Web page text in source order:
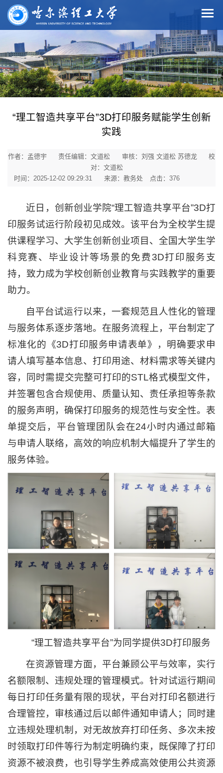
“理工智造共享平台”3D打印服务赋能学生创新
实践
作者：孟德宇 责任编辑：文道松 审核：刘强 文道松 苏德龙
校
对：文道松
时间：2025-12-02 09:29:31
来源：教务处 点击：376
近日，创新创业学院“理工智造共享平台”3D打
印服务试运行阶段初见成效。该平台为全校学生提
供课程学习、大学生创新创业项目、全国大学生学
科竞赛、毕业设计等场景的免费3D打印服务支
持，致力成为学校创新创业教育与实践教学的重要
助力。
自平台试运行以来，一套规范且人性化的管理
与服务体系逐步落地。在服务流程上，平台制定了
标准化的《3D打印服务申请表单》，明确要求申
请人填写基本信息、打印用途、材料需求等关键内
容，同时需提交完整可打印的STL格式模型文件，
并签署包含合规使用、质量认知、责任承担等条款
的服务声明，确保打印服务的规范性与安全性。表
单提交后，平台管理团队会在24小时内通过邮箱
与申请人联络，高效的响应机制大幅提升了学生的
服务体验。
“理工智造共享平台”为同学提供3D打印服务
在资源管理方面，平台兼顾公平与效率，实行
名额限制、违规处理的管理模式。针对试运行期间
每日打印任务量有限的现状，平台对打印名额进行
合理管控，审核通过后以邮件通知申请人；同时建
立违规处理机制，对无故放弃打印任务、多次未按
时领取打印件等行为制定明确约束，既保障了打印
资源不被浪费，也引导学生养成高效使用公共资源